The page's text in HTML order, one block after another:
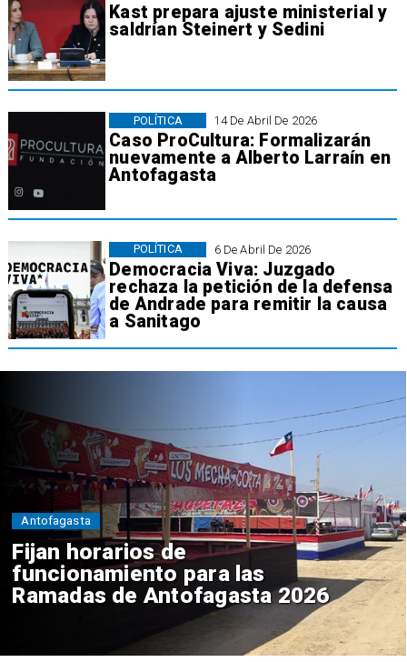
Kast prepara ajuste ministerial y
saldrían Steinert y Sedini
14 De Abril De 2026
​Caso ProCultura: Formalizarán
nuevamente a Alberto Larraín en
Antofagasta
POLÍTICA
6 De Abril De 2026
Democracia Viva: Juzgado
rechaza la petición de la defensa
de Andrade para remitir la causa
a Sanitago
POLÍTICA
Fijan horarios de
funcionamiento para las
Ramadas de Antofagasta 2026
Antofagasta